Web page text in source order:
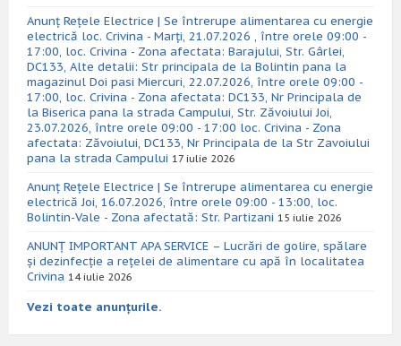
Anunț Rețele Electrice | Se întrerupe alimentarea cu energie
electrică loc. Crivina - Marți, 21.07.2026 , între orele 09:00 -
17:00, loc. Crivina - Zona afectata: Barajului, Str. Gârlei,
DC133, Alte detalii: Str principala de la Bolintin pana la
magazinul Doi pasi Miercuri, 22.07.2026, între orele 09:00 -
17:00, loc. Crivina - Zona afectata: DC133, Nr Principala de
la Biserica pana la strada Campului, Str. Zăvoiului Joi,
23.07.2026, între orele 09:00 - 17:00 loc. Crivina - Zona
afectata: Zăvoiului, DC133, Nr Principala de la Str Zavoiului
pana la strada Campului 17 iulie 2026
Anunț Rețele Electrice | Se întrerupe alimentarea cu energie
electrică Joi, 16.07.2026, între orele 09:00 - 13:00, loc.
Bolintin-Vale - Zona afectată: Str. Partizani 15 iulie 2026
ANUNȚ IMPORTANT APA SERVICE – Lucrări de golire, spălare
și dezinfecție a rețelei de alimentare cu apă în localitatea
Crivina 14 iulie 2026
Vezi toate anunțurile.